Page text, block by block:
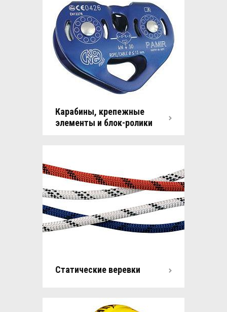
Карабины, крепежные
элементы и блок-ролики
Статические веревки